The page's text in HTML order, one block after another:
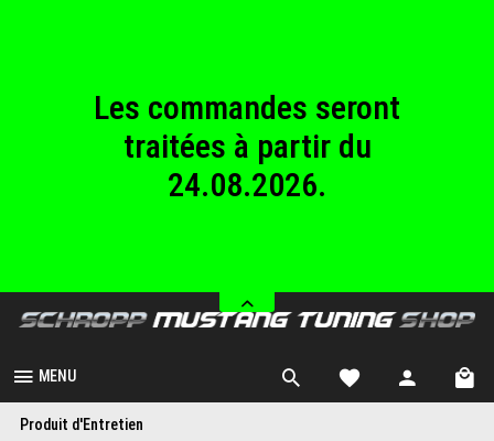
Les commandes seront
traitées à partir du
24.08.2026.
au dimanche
23.08.2026.
MENU
Produit d'Entretien